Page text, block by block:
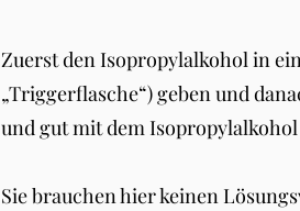
Zuerst den Isopropylalkohol in
„Triggerflasche“) geben und
und gut mit dem
Sie brauchen hier keinen